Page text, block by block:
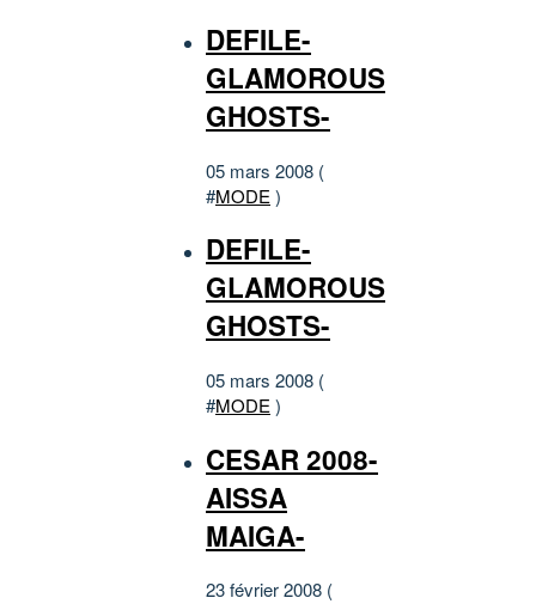
DEFILE-
GLAMOROUS
GHOSTS-
05 mars 2008 (
#MODE )
DEFILE-
GLAMOROUS
GHOSTS-
05 mars 2008 (
#MODE )
CESAR 2008-
AISSA
MAIGA-
23 février 2008 (